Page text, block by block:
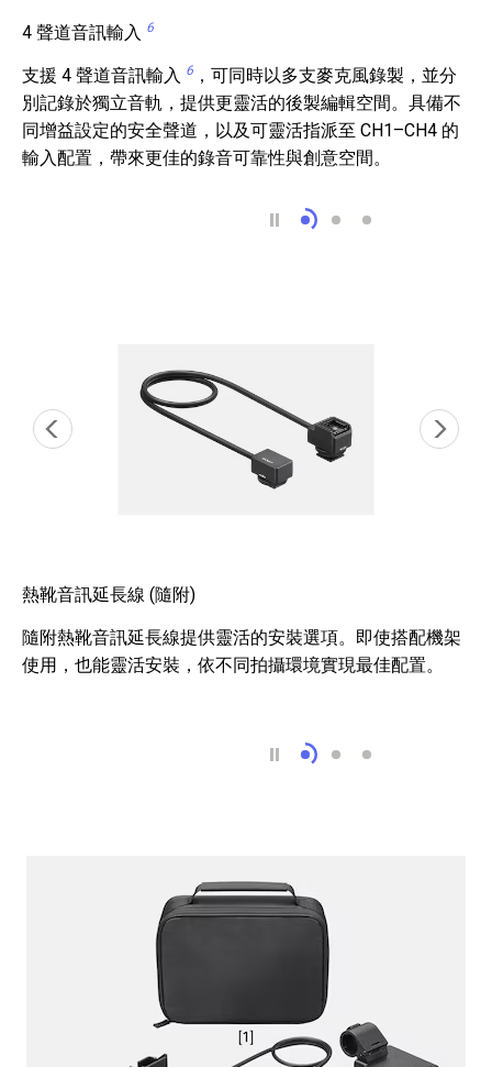
4 聲道音訊輸入 6
Sony 生態系統的便
直覺化操作
4 聲道音訊輸入 6
支援 4 聲道音訊輸入 6 ，可同時以多支麥克風錄製，並分
別記錄於獨立音軌，提供更靈活的後製編輯空間。具備不
同增益設定的安全聲道，以及可靈活指派至 CH1–CH4 的
輸入配置，帶來更佳的錄音可靠性與創意空間。
熱靴音訊延長線 (隨附)
高耐用性，適合專
支援 USB 音訊
熱靴音訊延長線 (隨附)
隨附熱靴音訊延長線提供靈活的安裝選項。即使搭配機架
使用，也能靈活安裝，依不同拍攝環境實現最佳配置。